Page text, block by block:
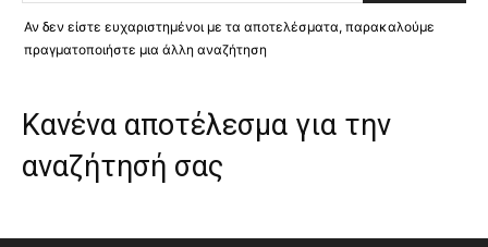
Αν δεν είστε ευχαριστημένοι με τα αποτελέσματα, παρακαλούμε
πραγματοποιήστε μια άλλη αναζήτηση
Κανένα αποτέλεσμα για την
αναζήτησή σας